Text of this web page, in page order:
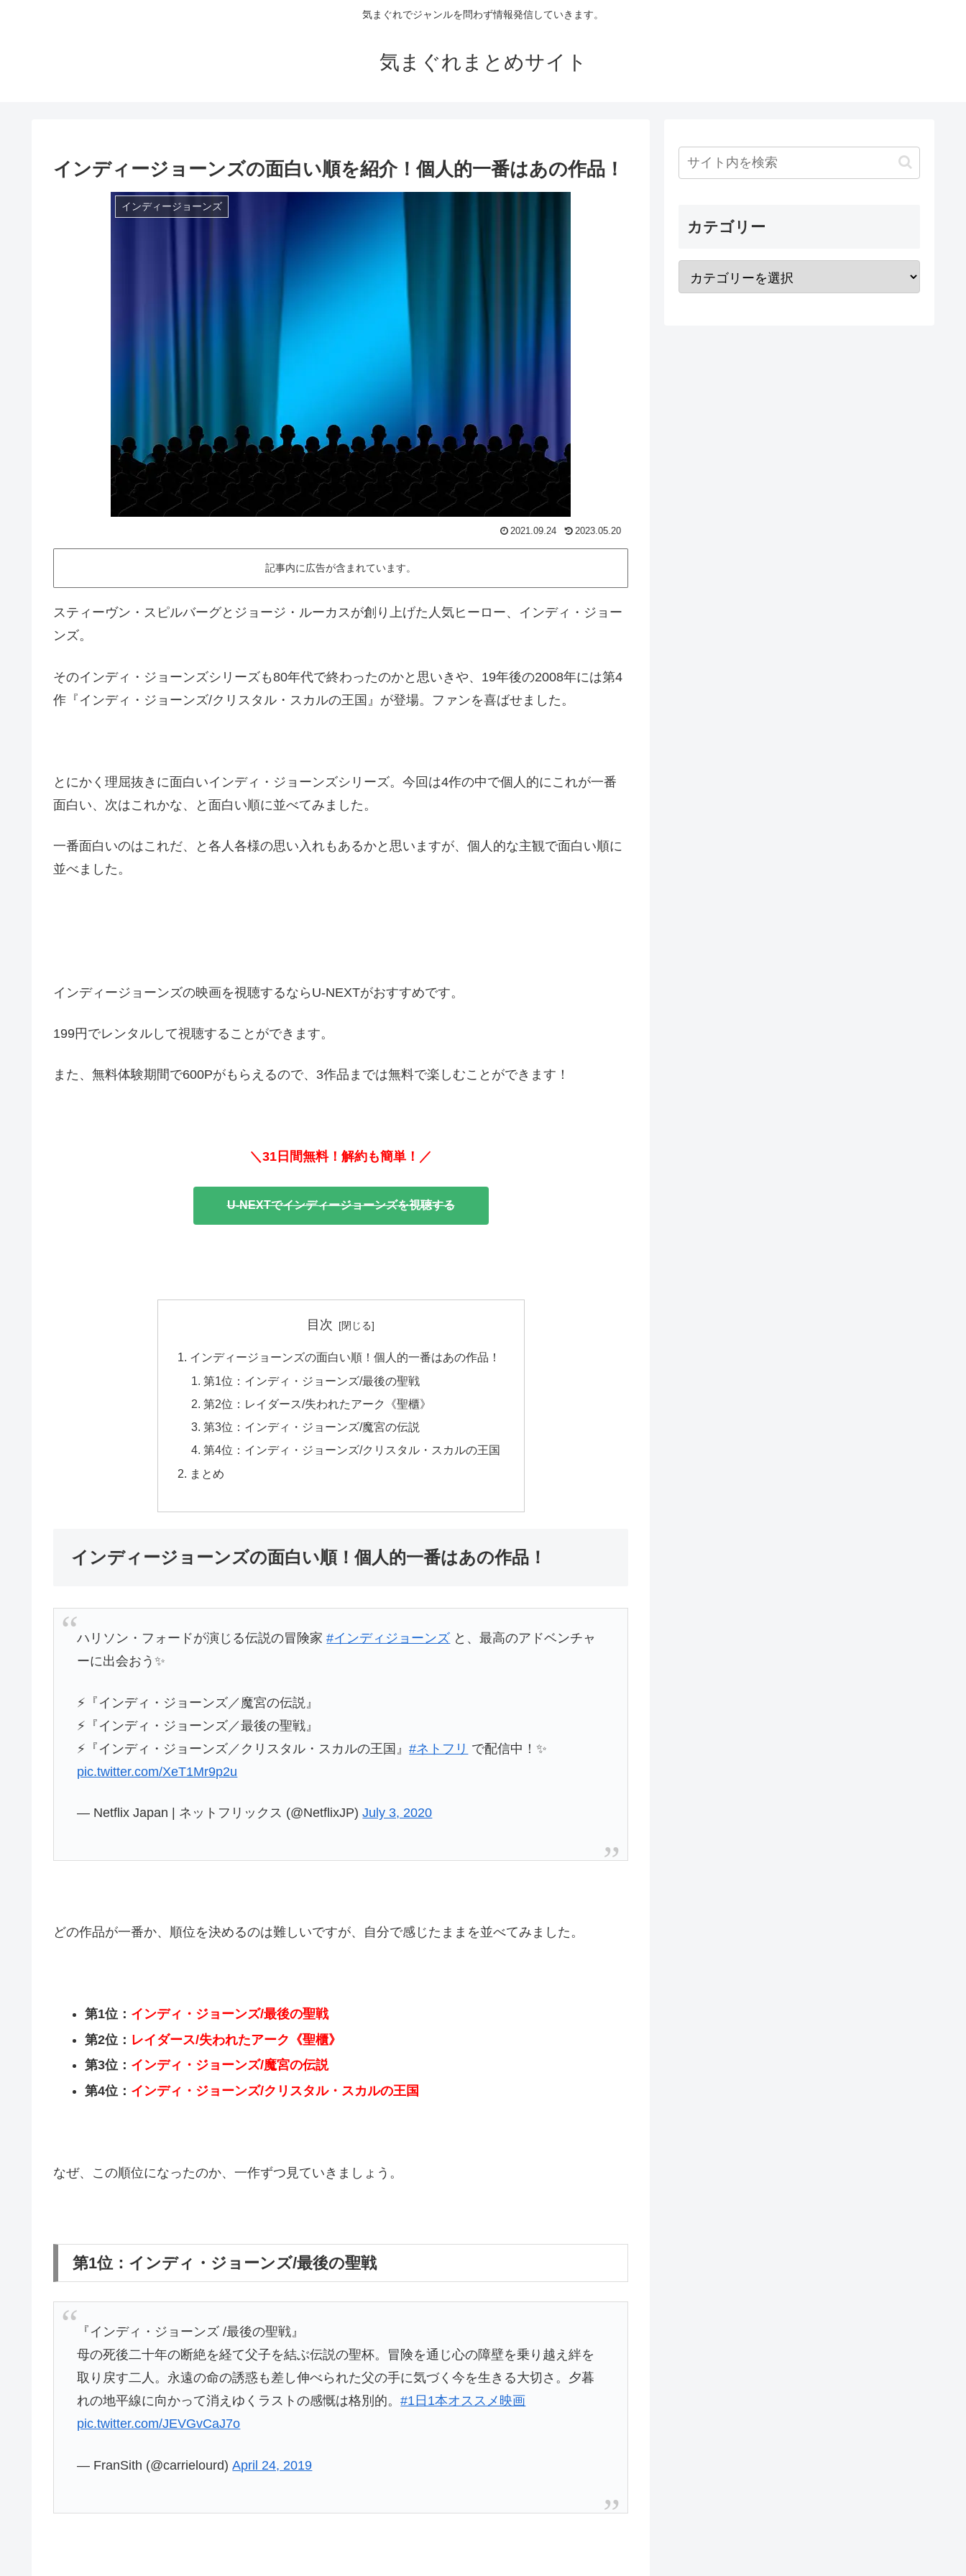
気まぐれでジャンルを問わず情報発信していきます。
気まぐれまとめサイト
インディージョーンズの面白い順を紹介！個人的一番はあの作品！
インディージョーンズ
2021.09.24 2023.05.20
記事内に広告が含まれています。
スティーヴン・スピルバーグとジョージ・ルーカスが創り上げた人気ヒーロー、インディ・ジョー
ンズ。
そのインディ・ジョーンズシリーズも80年代で終わったのかと思いきや、19年後の2008年には第4
作『インディ・ジョーンズ/クリスタル・スカルの王国』が登場。ファンを喜ばせました。
とにかく理屈抜きに面白いインディ・ジョーンズシリーズ。今回は4作の中で個人的にこれが一番
面白い、次はこれかな、と面白い順に並べてみました。
一番面白いのはこれだ、と各人各様の思い入れもあるかと思いますが、個人的な主観で面白い順に
並べました。
インディージョーンズの映画を視聴するならU-NEXTがおすすめです。
199円でレンタルして視聴することができます。
また、無料体験期間で600Pがもらえるので、3作品までは無料で楽しむことができます！
＼31日間無料！解約も簡単！／
U-NEXTでインディージョーンズを視聴する
目次
インディージョーンズの面白い順！個人的一番はあの作品！
第1位：インディ・ジョーンズ/最後の聖戦
第2位：レイダース/失われたアーク《聖櫃》
第3位：インディ・ジョーンズ/魔宮の伝説
第4位：インディ・ジョーンズ/クリスタル・スカルの王国
まとめ
インディージョーンズの面白い順！個人的一番はあの作品！
ハリソン・フォードが演じる伝説の冒険家#インディジョーンズ と、最高のアドベンチャ
ーに出会おう✨
⚡『インディ・ジョーンズ／魔宮の伝説』
⚡『インディ・ジョーンズ／最後の聖戦』
⚡『インディ・ジョーンズ／クリスタル・スカルの王国』#ネトフリ で配信中！✨
pic.twitter.com/XeT1Mr9p2u
— Netflix Japan | ネットフリックス (@NetflixJP)July 3, 2020
どの作品が一番か、順位を決めるのは難しいですが、自分で感じたままを並べてみました。
第1位： インディ・ジョーンズ/最後の聖戦
第2位： レイダース/失われたアーク《聖櫃》
第3位： インディ・ジョーンズ/魔宮の伝説
第4位： インディ・ジョーンズ/クリスタル・スカルの王国
なぜ、この順位になったのか、一作ずつ見ていきましょう。
第1位：インディ・ジョーンズ/最後の聖戦
『インディ・ジョーンズ /最後の聖戦』
母の死後二十年の断絶を経て父子を結ぶ伝説の聖杯。冒険を通じ心の障壁を乗り越え絆を
取り戻す二人。永遠の命の誘惑も差し伸べられた父の手に気づく今を生きる大切さ。夕暮
れの地平線に向かって消えゆくラストの感慨は格別的。#1日1本オススメ映画
pic.twitter.com/JEVGvCaJ7o
— FranSith (@carrielourd)April 24, 2019
カテゴリー